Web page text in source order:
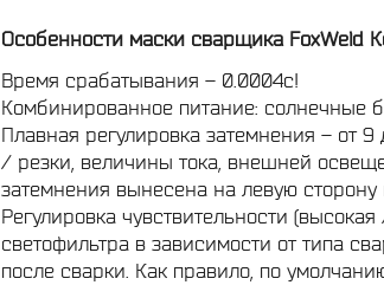
Особенности маски сварщика FoxWeld
Время срабатывания – 0.0004с!
Комбинированное питание: солнечные
Плавная регулировка затемнения – от
/ резки, величины тока, внешней
затемнения вынесена на левую сторону
Регулировка чувствительности
светофильтра в зависимости от типа
после сварки. Как правило, по